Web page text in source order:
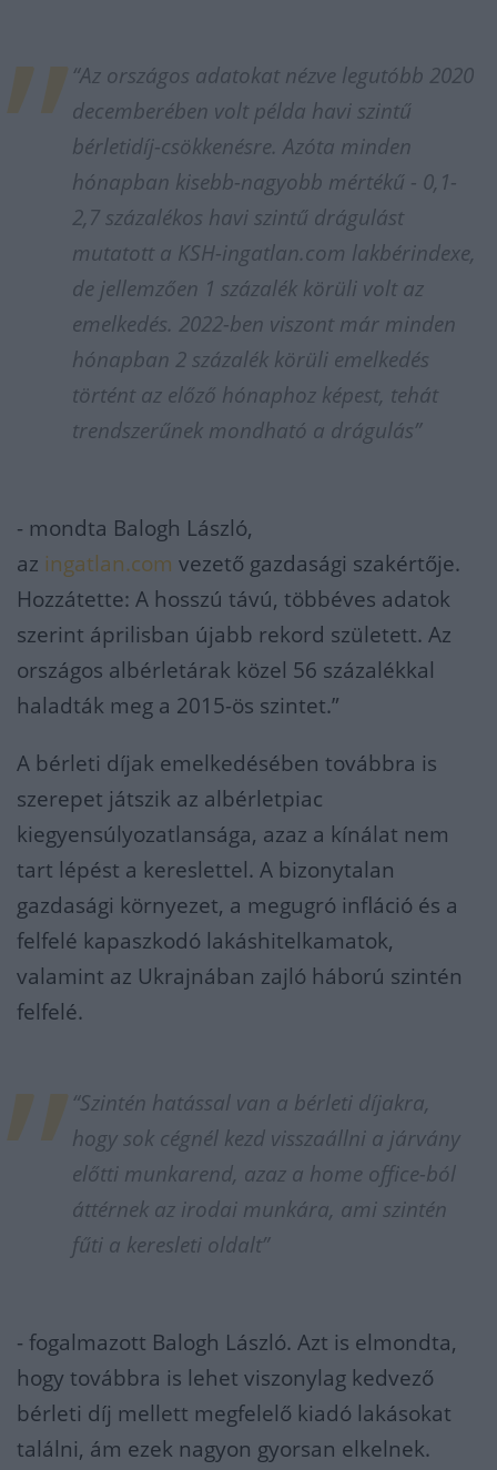
“Az országos adatokat nézve legutóbb 2020
decemberében volt példa havi szintű
bérletidíj-csökkenésre. Azóta minden
hónapban kisebb-nagyobb mértékű - 0,1-
2,7 százalékos havi szintű drágulást
mutatott a KSH-ingatlan.com lakbérindexe,
de jellemzően 1 százalék körüli volt az
emelkedés. 2022-ben viszont már minden
hónapban 2 százalék körüli emelkedés
történt az előző hónaphoz képest, tehát
trendszerűnek mondható a drágulás”
- mondta Balogh László,
az ingatlan.com vezető gazdasági szakértője.
Hozzátette: A hosszú távú, többéves adatok
szerint áprilisban újabb rekord született. Az
országos albérletárak közel 56 százalékkal
haladták meg a 2015-ös szintet.”
A bérleti díjak emelkedésében továbbra is
szerepet játszik az albérletpiac
kiegyensúlyozatlansága, azaz a kínálat nem
tart lépést a kereslettel. A bizonytalan
gazdasági környezet, a megugró infláció és a
felfelé kapaszkodó lakáshitelkamatok,
valamint az Ukrajnában zajló háború szintén
felfelé.
“Szintén hatással van a bérleti díjakra,
hogy sok cégnél kezd visszaállni a járvány
előtti munkarend, azaz a home office-ból
áttérnek az irodai munkára, ami szintén
fűti a keresleti oldalt”
- fogalmazott Balogh László. Azt is elmondta,
hogy továbbra is lehet viszonylag kedvező
bérleti díj mellett megfelelő kiadó lakásokat
találni, ám ezek nagyon gyorsan elkelnek.